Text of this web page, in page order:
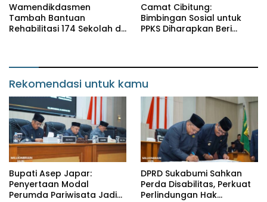
Wamendikdasmen
Tambah Bantuan
Rehabilitasi 174 Sekolah di
Camat Cibitung:
Bimbingan Sosial untuk
PPKS Diharapkan Beri
Rekomendasi untuk kamu
Bupati Asep Japar:
Penyertaan Modal
Perumda Pariwisata Jadi
DPRD Sukabumi Sahkan
Perda Disabilitas, Perkuat
Perlindungan Hak